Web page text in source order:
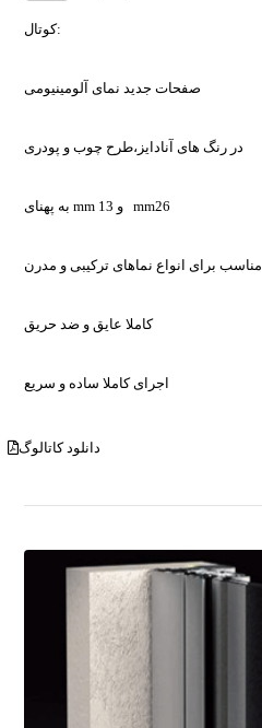
کوتال:
صفحات جدید نمای آلومینیومی
در رنگ ھای آنادایز،طرح چوب و پودری
به پهنای mm 13 و mm26
مناسب برای انواع نماھای ترکیبی و مدرن
کاملا عایق و ضد حریق
اجرای کاملا ساده و سریع
دانلود کاتالوگ